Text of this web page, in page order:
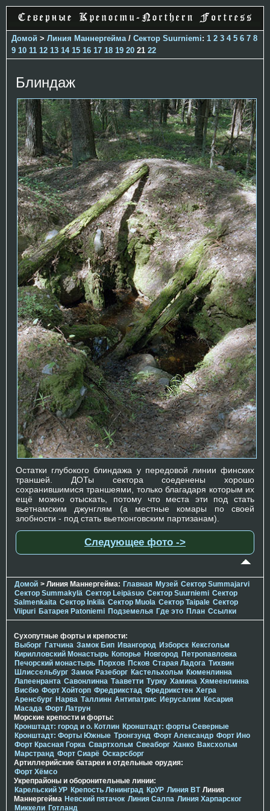
Домой > Линия Маннергейма / Сектор Suurniemi: 1 2 3 4 5 6 7 8
9 10 11 12 13 14 15 16 17 18 19 20 21 22
Блиндаж
Остатки глубокого блиндажа у передовой линии финских
траншей. ДОТы сектора соеденены хорошо
сохранившимися траншеями, только благадаря которым их
ещё можно отыскать, потому что места эти под стать
вьетнамским джунглям (а местные комары по своей
злобности - под стать вьетконговским партизанам).
Следующее фото ->
Домой > Линия Маннергейма: Главная Музей Сектор Summajarvi
Сектор Summakylä Сектор Leipäsuo Сектор Suurniemi Сектор
Salmenkaita Сектор Inkilä Сектор Muola Сектор Taipale Сектор
Viipuri Батарея Patoniemi Подземелья Где это План Ссылки
Сухопутные форты и крепости:
Выборг Гатчина Замок Бип Ивангород Изборск Кексгольм
Кирилловский Монастырь Копорье Новгород Петропавловка
Печорcкий монастырь Порхов Псков Старая Ладога Тихвин
Шлиссельбург Замок Разеборг Кастельхольм Кюменлинна
Лапеенранта Савонлинна Тааветти Турку Хамина Хямеенлинна
Висбю Форт Хойторп Фредрикстад Фредрикстен Хегра
Аренсбург Нарва Таллинн Антипатрис Иерусалим Кесария
Масада Форт Латрун
Морские крепости и форты:
Кронштадт: город и о. Котлин Кронштадт: форты Северные
Кронштадт: Форты Южные Тронгзунд Форт Александр Форт Ино
Форт Красная Горка Свартхольм Свеаборг Ханко Ваксхольм
Марстранд Форт Сиарё Оскарсборг
Артиллерийские батареи и отдельные орудия:
Форт Хёмсо
Укрепрайоны и оборонительные линии:
Карельский УР Крепость Ленинград КрУР Линия ВТ Линия
Маннергейма Невский пятачок Линия Салпа Линия Харпарског
Миккели Готланд